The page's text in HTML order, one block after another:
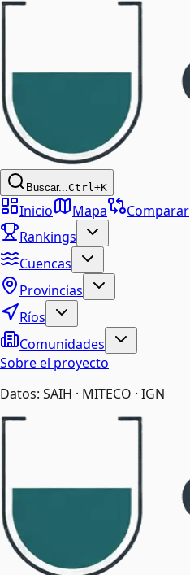
Buscar...Ctrl+K
Inicio Mapa
Comparar
Rankings
Cuencas
Provincias
Ríos
Comunidades
Sobre el proyecto
Datos: SAIH · MITECO · IGN